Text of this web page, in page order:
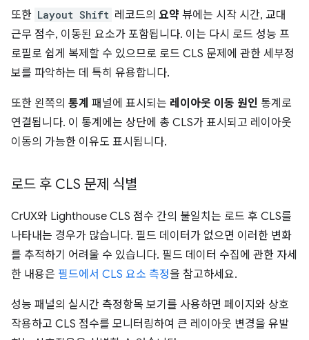
또한 Layout Shift 레코드의 요약 뷰에는 시작 시간, 교대
근무 점수, 이동된 요소가 포함됩니다. 이는 다시 로드 성능 프
로필로 쉽게 복제할 수 있으므로 로드 CLS 문제에 관한 세부정
보를 파악하는 데 특히 유용합니다.
또한 왼쪽의 통계 패널에 표시되는 레이아웃 이동 원인 통계로
연결됩니다. 이 통계에는 상단에 총 CLS가 표시되고 레이아웃
이동의 가능한 이유도 표시됩니다.
로드 후 CLS 문제 식별
CrUX와 Lighthouse CLS 점수 간의 불일치는 로드 후 CLS를
나타내는 경우가 많습니다. 필드 데이터가 없으면 이러한 변화
를 추적하기 어려울 수 있습니다. 필드 데이터 수집에 관한 자세
한 내용은 필드에서 CLS 요소 측정을 참고하세요.
성능 패널의 실시간 측정항목 보기를 사용하면 페이지와 상호
작용하고 CLS 점수를 모니터링하여 큰 레이아웃 변경을 유발